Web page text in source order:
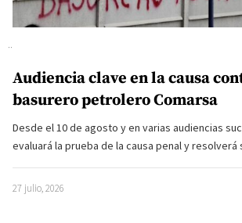
Audiencia clave en la causa
basurero petrolero Comarsa
Desde el 10 de agosto y en varias audiencias
evaluará la prueba de la causa penal y
27 julio, 2026